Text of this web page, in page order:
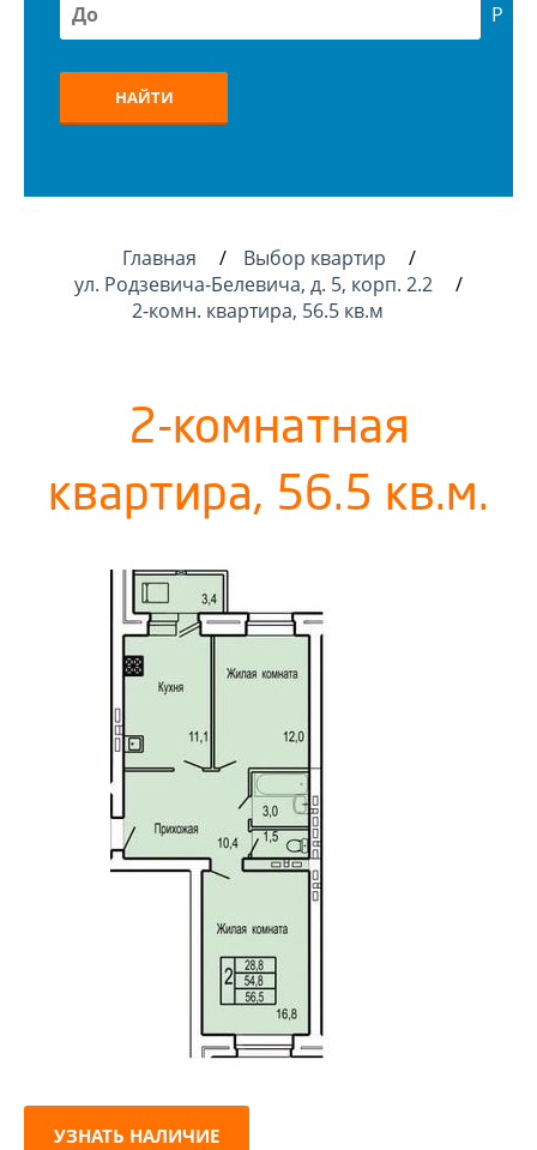
Р
НАЙТИ
Главная
Выбор квартир
ул. Родзевича-Белевича, д. 5, корп. 2.2
2-комн. квартира, 56.5 кв.м
2-комнатная
квартира, 56.5 кв.м.
УЗНАТЬ НАЛИЧИЕ